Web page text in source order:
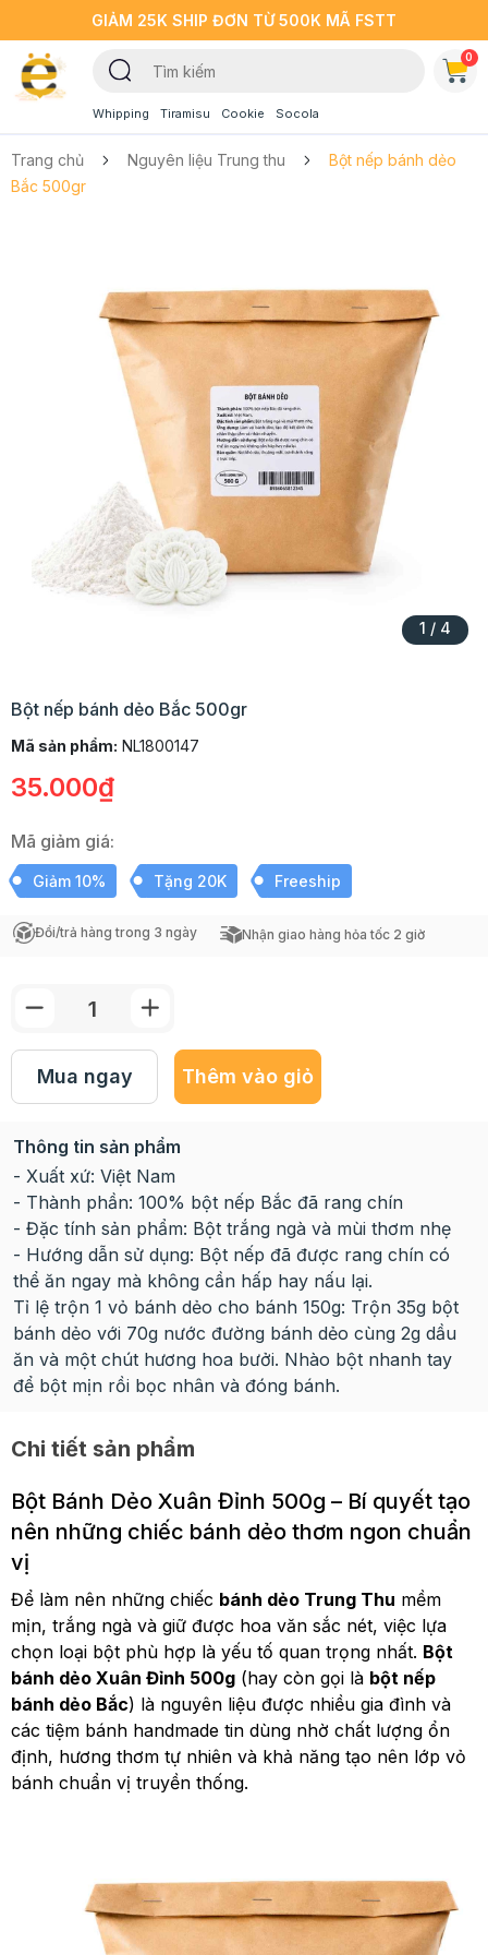
GIẢM 25K SHIP ĐƠN TỪ 500K MÃ FSTT
Whipping Tiramisu Cookie Socola
0
Trang chủ Nguyên liệu Trung thu
Bột nếp bánh dẻo
Bắc 500gr
1 / 4
Bột nếp bánh dẻo Bắc 500gr
Mã sản phẩm: NL1800147
35.000₫
Mã giảm giá:
Giảm 10% Tặng 20K Freeship
Đổi/trả hàng trong 3 ngày Nhận giao hàng hỏa tốc 2 giờ
Mua ngay Thêm vào giỏ
Thông tin sản phẩm
- Xuất xứ: Việt Nam
- Thành phần: 100% bột nếp Bắc đã rang chín
- Đặc tính sản phẩm: Bột trắng ngà và mùi thơm nhẹ
- Hướng dẫn sử dụng: Bột nếp đã được rang chín có
thể ăn ngay mà không cần hấp hay nấu lại.
Tỉ lệ trộn 1 vỏ bánh dẻo cho bánh 150g: Trộn 35g bột
bánh dẻo với 70g nước đường bánh dẻo cùng 2g dầu
ăn và một chút hương hoa bưởi. Nhào bột nhanh tay
để bột mịn rồi bọc nhân và đóng bánh.
Chi tiết sản phẩm
Bột Bánh Dẻo Xuân Đỉnh 500g – Bí quyết tạo
nên những chiếc bánh dẻo thơm ngon chuẩn
vị
Để làm nên những chiếc bánh dẻo Trung Thu mềm
mịn, trắng ngà và giữ được hoa văn sắc nét, việc lựa
chọn loại bột phù hợp là yếu tố quan trọng nhất. Bột
bánh dẻo Xuân Đỉnh 500g (hay còn gọi là bột nếp
bánh dẻo Bắc) là nguyên liệu được nhiều gia đình và
các tiệm bánh handmade tin dùng nhờ chất lượng ổn
định, hương thơm tự nhiên và khả năng tạo nên lớp vỏ
bánh chuẩn vị truyền thống.